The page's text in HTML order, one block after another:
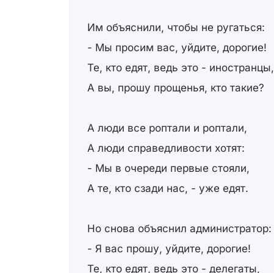
Им объяснили, чтобы не ругаться:
- Мы просим вас, уйдите, дорогие!
Те, кто едят, ведь это - иностранцы,
А вы, прошу прощенья, кто такие?
А люди все роптали и роптали,
А люди справедливости хотят:
- Мы в очереди первыe стояли,
А те, кто сзади нас, - уже едят.
Но снова объяснил администратор:
- Я вас прошу, уйдите, дорогие!
Те, кто едят, ведь это - делегаты,